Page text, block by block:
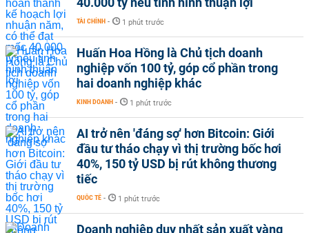
TÀI CHÍNH - 1 phút trước
Huấn Hoa Hồng là Chủ tịch doanh
nghiệp vốn 100 tỷ, góp cổ phần trong
hai doanh nghiệp khác
KINH DOANH - 1 phút trước
AI trở nên 'đáng sợ' hơn Bitcoin: Giới
đầu tư tháo chạy vì thị trường bốc hơi
40%, 150 tỷ USD bị rút không thương
tiếc
QUỐC TẾ - 1 phút trước
Doanh nghiệp duy nhất sản xuất vàng